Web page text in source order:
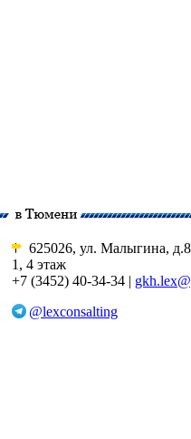
625026, ул. Малыгина,
1, 4 этаж
+7 (3452) 40-34-34 |
@lexconsalting